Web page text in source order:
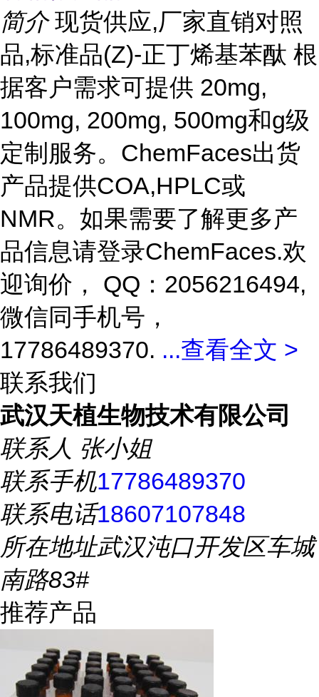
简介 现货供应,厂家直销对照
品,标准品(Z)-正丁烯基苯酞 根
据客户需求可提供 20mg,
100mg, 200mg, 500mg和g级
定制服务。ChemFaces出货
产品提供COA,HPLC或
NMR。如果需要了解更多产
品信息请登录ChemFaces.欢
迎询价， QQ：2056216494,
微信同手机号，
17786489370. ...查看全文 >
联系我们
武汉天植生物技术有限公司
联系人 张小姐
联系手机17786489370
联系电话18607107848
所在地址武汉沌口开发区车城
南路83#
推荐产品